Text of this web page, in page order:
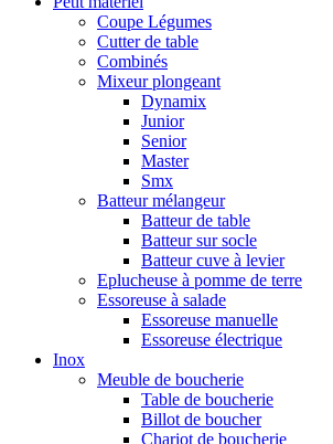
Coupe Légumes
Cutter de table
Combinés
Mixeur plongeant
Dynamix
Junior
Senior
Master
Smx
Batteur mélangeur
Batteur de table
Batteur sur socle
Batteur cuve à levier
Eplucheuse à pomme de terre
Essoreuse à salade
Essoreuse manuelle
Essoreuse électrique
Inox
Meuble de boucherie
Table de boucherie
Billot de boucher
Chariot de boucherie